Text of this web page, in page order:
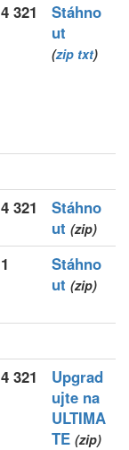
4 321
Stáhno
ut
(zip txt)
4 321
Stáhno
ut (zip)
1
Stáhno
ut (zip)
4 321
Upgrad
ujte na
ULTIMA
TE (zip)